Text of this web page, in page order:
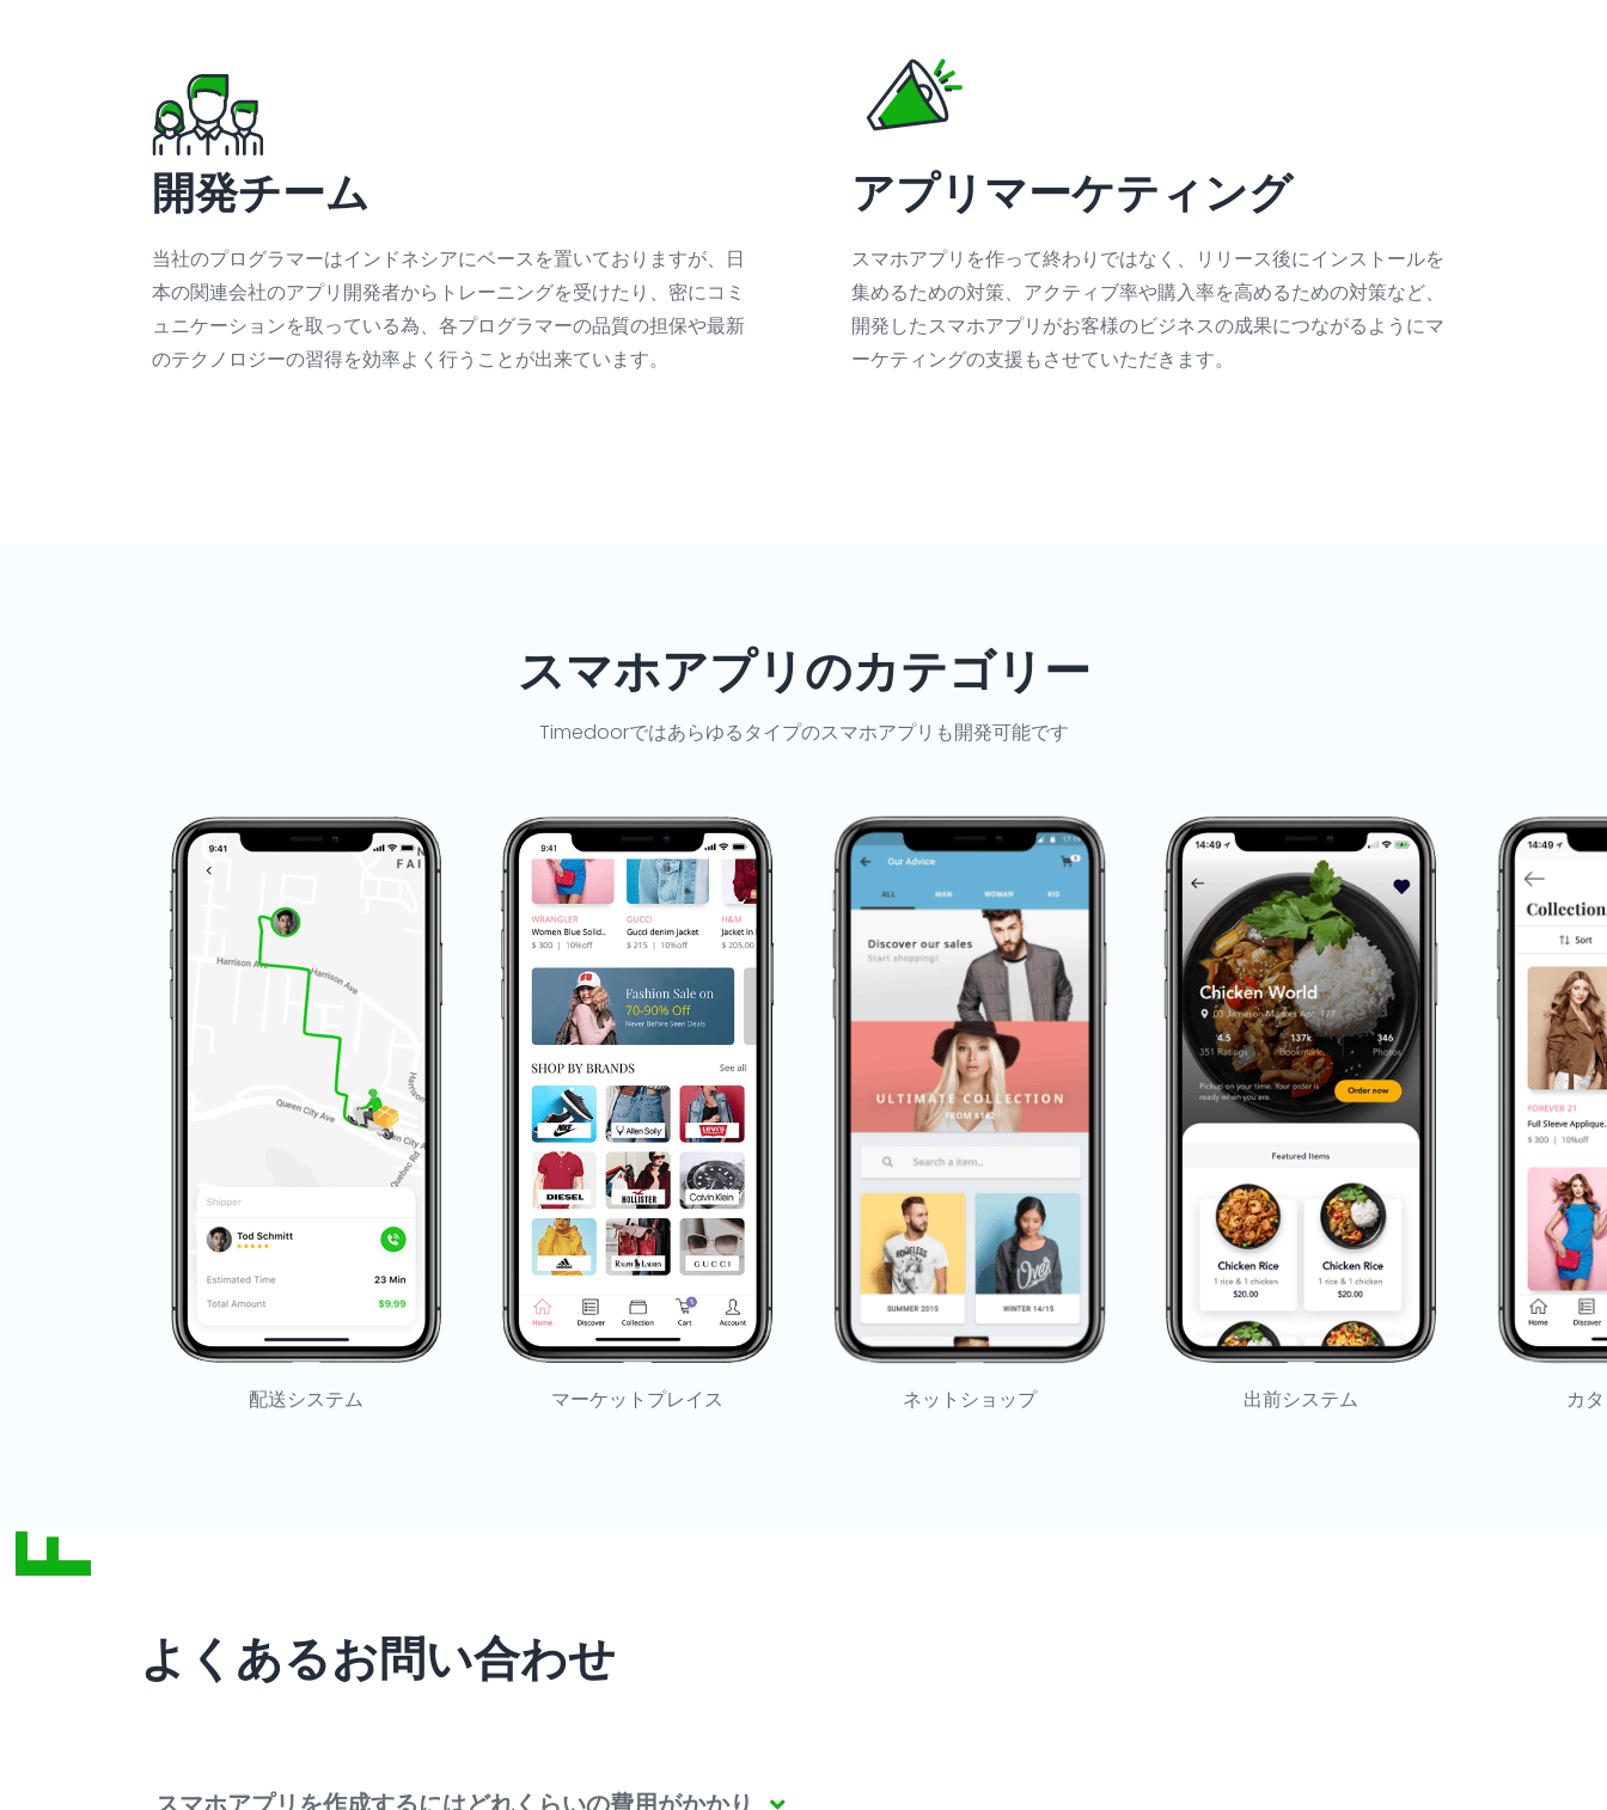
開発チーム
当社のプログラマーはインドネシアにベースを置いておりますが、日
本の関連会社のアプリ開発者からトレーニングを受けたり、密にコミ
ュニケーションを取っている為、各プログラマーの品質の担保や最新
のテクノロジーの習得を効率よく行うことが出来ています。
アプリマーケティング
スマホアプリを作って終わりではなく、リリース後にインストールを
集めるための対策、アクティブ率や購入率を高めるための対策など、
開発したスマホアプリがお客様のビジネスの成果につながるようにマ
ーケティングの支援もさせていただきます。
スマホアプリのカテゴリー
Timedoorではあらゆるタイプのスマホアプリも開発可能です
配送システム マーケットプレイス ネットショップ 出前システム カ
よくあるお問い合わせ